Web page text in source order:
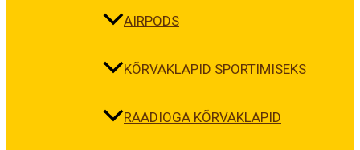
AIRPODS
KÕRVAKLAPID SPORTIMISEKS
RAADIOGA KÕRVAKLAPID